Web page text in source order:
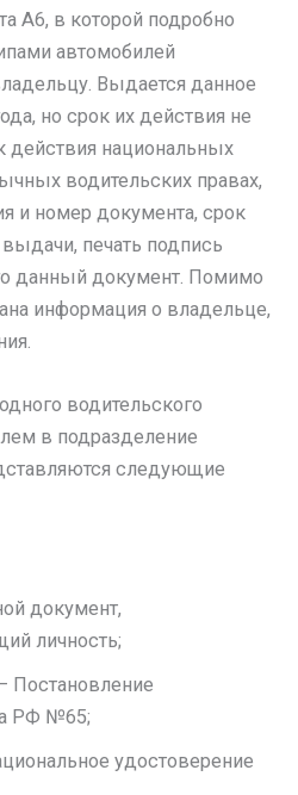
А6, в которой подробно
автомобилей
Выдается данное
но срок их действия не
национальных
водительских правах,
и номер документа, срок
печать подпись
данный документ. Помимо
информация о владельце,
водительского
в подразделение
следующие
документ,
личность;
Постановление
РФ №65;
удостоверение